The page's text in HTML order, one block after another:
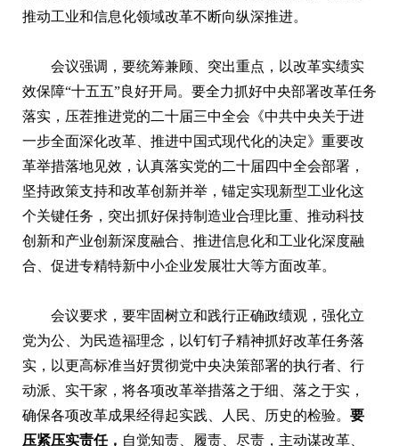
推动工业和信息化领域改革不断向纵深推进。
会议强调，要统筹兼顾、突出重点，以改革实绩实
效保障“十五五”良好开局。要全力抓好中央部署改革任务
落实，压茬推进党的二十届三中全会《中共中央关于进
一步全面深化改革、推进中国式现代化的决定》重要改
革举措落地见效，认真落实党的二十届四中全会部署，
坚持政策支持和改革创新并举，锚定实现新型工业化这
个关键任务，突出抓好保持制造业合理比重、推动科技
创新和产业创新深度融合、推进信息化和工业化深度融
合、促进专精特新中小企业发展壮大等方面改革。
会议要求，要牢固树立和践行正确政绩观，强化立
党为公、为民造福理念，以钉钉子精神抓好改革任务落
实，以更高标准当好贯彻党中央决策部署的执行者、行
动派、实干家，将各项改革举措落之于细、落之于实，
确保各项改革成果经得起实践、人民、历史的检验。 要
压紧压实责任， 自觉知责、履责、尽责，主动谋改革、